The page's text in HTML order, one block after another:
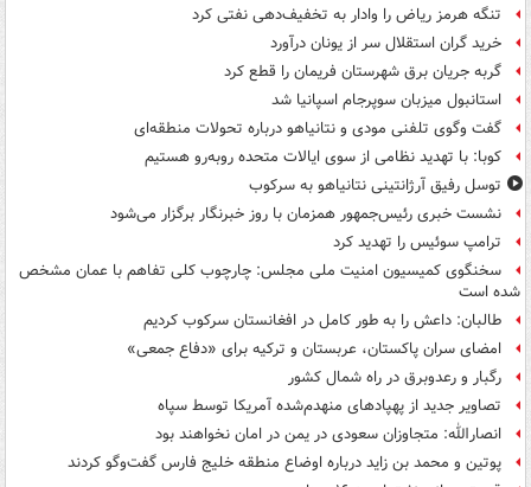
تنگه هرمز ریاض را وادار به تخفیف‌دهی نفتی کرد
خرید گران استقلال سر از یونان درآورد
گربه جریان برق شهرستان فریمان را قطع کرد
استانبول میزبان سوپرجام اسپانیا شد
گفت وگوی تلفنی مودی و نتانیاهو درباره تحولات منطقه‌ای
کوبا: با تهدید نظامی از سوی ایالات متحده روبه‌رو هستیم
توسل رفیق آرژانتینی نتانیاهو به سرکوب
نشست خبری رئیس‌جمهور همزمان با روز خبرنگار برگزار می‌شود
ترامپ سوئیس را تهدید کرد
سخنگوی کمیسیون امنیت ملی مجلس: چارچوب کلی تفاهم با عمان مشخص
شده است
طالبان: داعش را به طور کامل در افغانستان سرکوب کردیم
امضای سران پاکستان، عربستان و ترکیه برای «دفاع جمعی»
رگبار و رعدوبرق در راه شمال کشور
تصاویر جدید از پهپادهای منهدم‌شده آمریکا توسط سپاه
انصارالله: متجاوزان سعودی در یمن در امان نخواهند بود
پوتین و محمد بن زاید درباره اوضاع منطقه خلیج فارس گفت‌وگو کردند